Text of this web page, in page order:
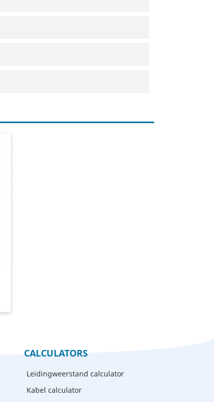
CALCULATORS
Leidingweerstand calculator
Kabel calculator